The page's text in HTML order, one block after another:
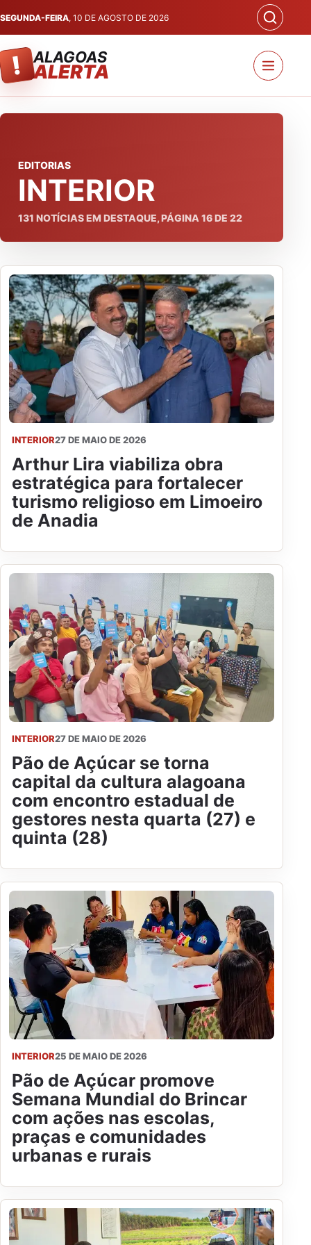
SEGUNDA-FEIRA, 10 DE AGOSTO DE 2026
! ALAGOAS
ALERTA
EDITORIAS
INTERIOR
131 NOTÍCIAS EM DESTAQUE, PÁGINA 16DE 22
INTERIOR27 DE MAIO DE 2026
Arthur Lira viabiliza obra
estratégica para fortalecer
turismo religioso em Limoeiro
de Anadia
INTERIOR27 DE MAIO DE 2026
Pão de Açúcar se torna
capital da cultura alagoana
com encontro estadual de
gestores nesta quarta (27) e
quinta (28)
INTERIOR25 DE MAIO DE 2026
Pão de Açúcar promove
Semana Mundial do Brincar
com ações nas escolas,
praças e comunidades
urbanas e rurais